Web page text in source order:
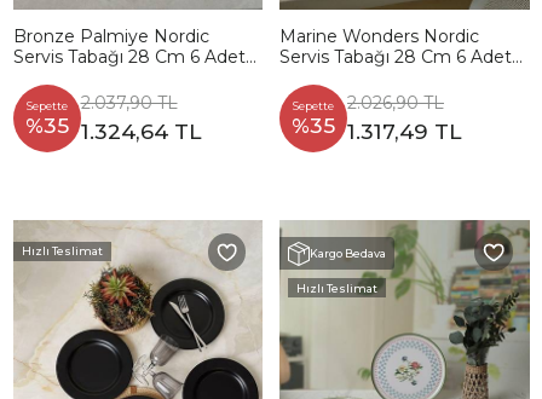
Bronze Palmiye Nordic
Servis Tabağı 28 Cm 6 Adet
Sepette
%35
2.037,90 TL
1.324,64 TL
Marine Wonders Nordic
Servis Tabağı 28 Cm 6 Adet
Sepette
%35
2.026,90 TL
1.317,49 TL
Hızlı Teslimat Kargo Bedava
Hızlı Teslimat